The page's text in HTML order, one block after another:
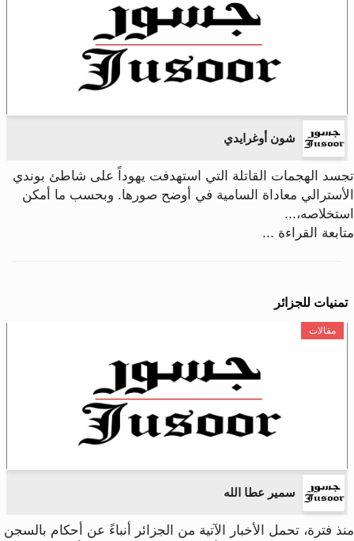
شون أوغرايدي
تجسد الهجمات القاتلة التي استهدفت يهوداً على شاطئ بوندي
الأسترالي معاداة السامية في أوضح صورها. وبحسب ما أمكن
استخلاصه،...
متابعة القراءة ...
تمنيات للجزائر
مقالات
سمير عطا الله
منذ فترة، تحمل الأخبار الآتية من الجزائر أنباءً عن أحكام بالسجن